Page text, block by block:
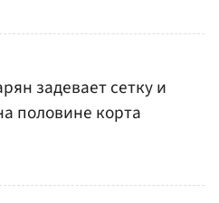
задевает сетку и
половине корта